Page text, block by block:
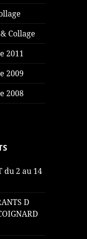
Collage
2011
2009
2008
du 2 au 14
D